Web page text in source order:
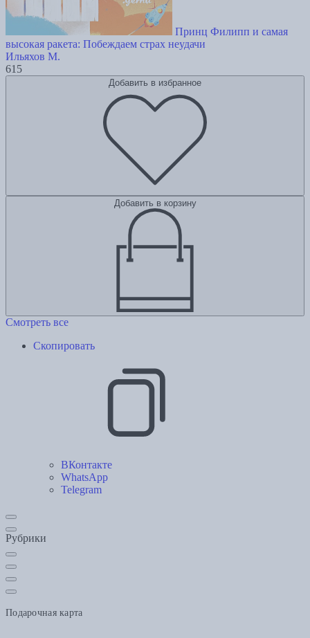
Принц Филипп и самая
высокая ракета: Побеждаем страх неудачи
Ильяхов М.
615
Добавить в избранное
Добавить в корзину
Смотреть все
Скопировать
ВКонтакте
WhatsApp
Telegram
Рубрики
Подарочная карта